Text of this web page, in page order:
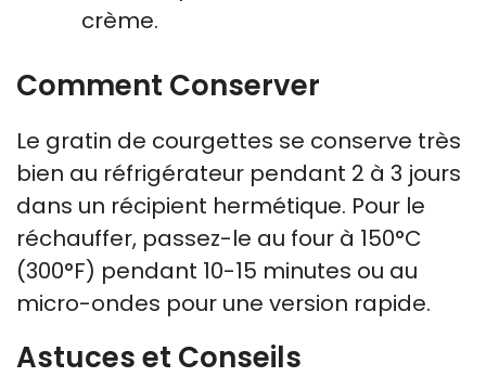
crème.
Comment Conserver
Le gratin de courgettes se conserve très
bien au réfrigérateur pendant 2 à 3 jours
dans un récipient hermétique. Pour le
réchauffer, passez-le au four à 150°C
(300°F) pendant 10-15 minutes ou au
micro-ondes pour une version rapide.
Astuces et Conseils